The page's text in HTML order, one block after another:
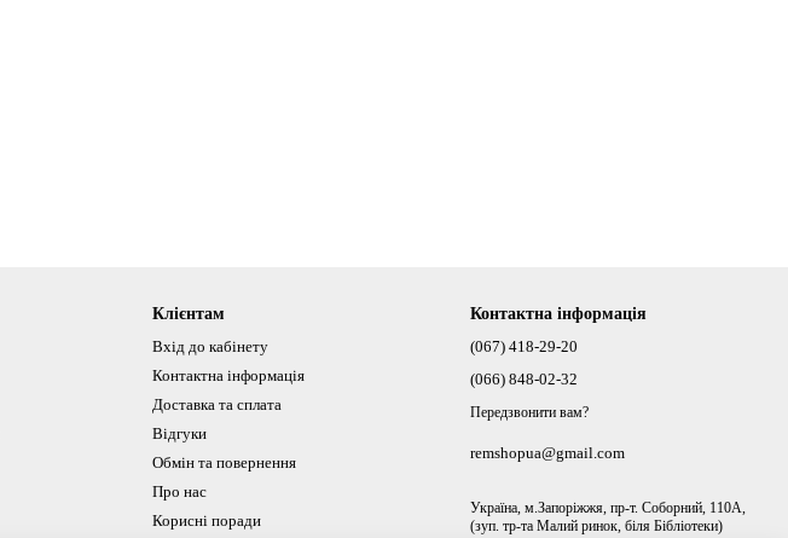
Клієнтам
Вхід до кабінету
Контактна інформація
Доставка та сплата
Відгуки
Обмін та повернення
Про нас
Корисні поради
Контактна інформація
(067) 418-29-20
(066) 848-02-32
Передзвонити вам?
remshopua@gmail.com
Україна, м.Запоріжжя, пр-т. Соборний, 110А,
(зуп. тр-та Малий ринок, біля Бібліотеки)